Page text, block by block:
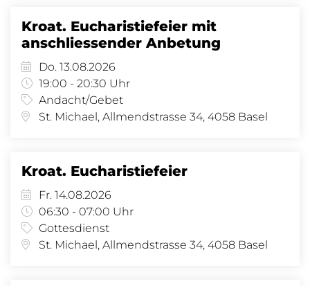
Kroat. Eucharistiefeier mit
anschliessender Anbetung
Do. 13.08.2026
19:00 - 20:30 Uhr
Andacht/Gebet
St. Michael, Allmendstrasse 34, 4058 Basel
Kroat. Eucharistiefeier
Fr. 14.08.2026
06:30 - 07:00 Uhr
Gottesdienst
St. Michael, Allmendstrasse 34, 4058 Basel